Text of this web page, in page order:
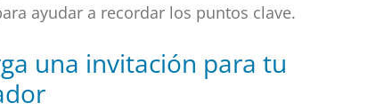
ayudar a recordar los puntos clave.
una invitación para tu